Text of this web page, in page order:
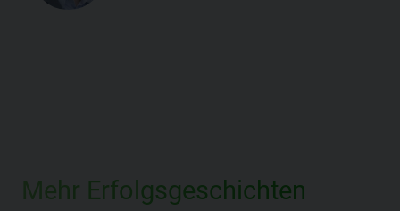
Mehr Erfolgsgeschichten